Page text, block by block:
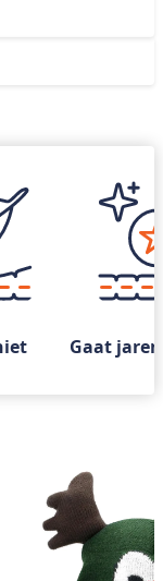
Gaat